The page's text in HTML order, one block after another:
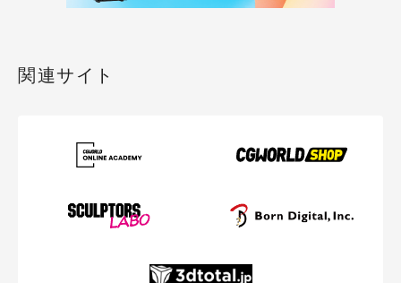
関連サイト